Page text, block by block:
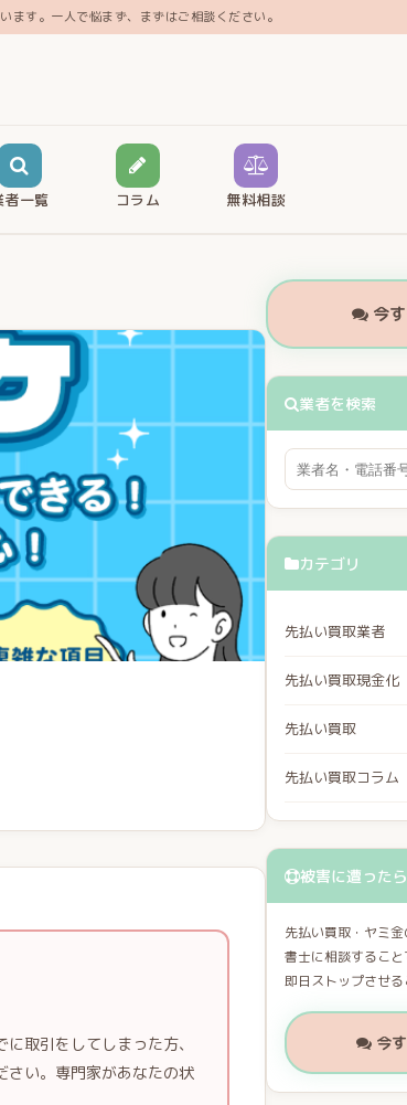
ます。一人で悩まず、まずはご相談ください。
者一覧 コラム 無料相談
取引をしてしまった方、
さい。専門家があなたの状
今
業者を検索
カテゴリ
先払い買取業者
先払い買取現金化
先払い買取
先払い買取コラム
被害に遭ったら
先払い買取・ヤミ
書士に相談するこ
即日ストップさせる
今